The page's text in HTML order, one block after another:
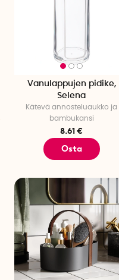
Vanulappujen pidike,
Selena
Kätevä annosteluaukko ja
bambukansi
8.61 €
Osta